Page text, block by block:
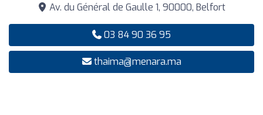
Av. du Général de Gaulle 1, 90000, Belfort
03 84 90 36 95
thaima@menara.ma